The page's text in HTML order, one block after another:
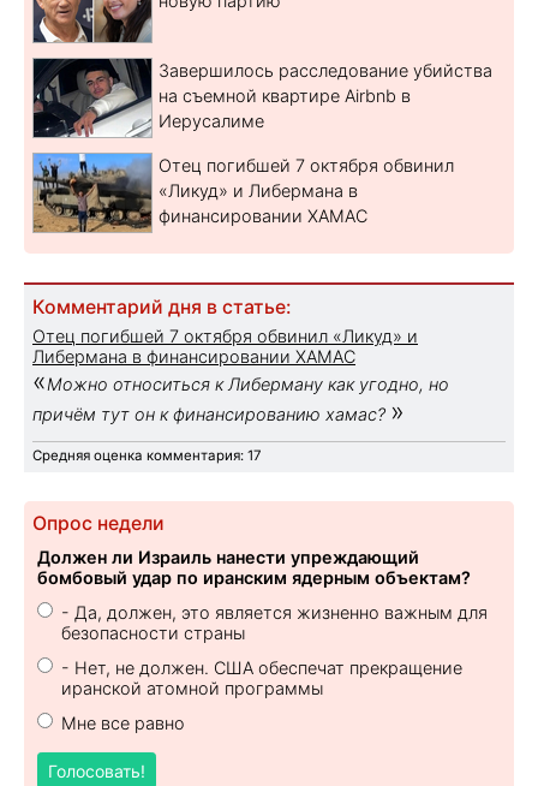
Завершилось расследование убийства
на съемной квартире Airbnb в
Иерусалиме
Отец погибшей 7 октября обвинил
«Ликуд» и Либермана в
финансировании ХАМАС
Комментарий дня в статье:
Отец погибшей 7 октября обвинил «Ликуд» и
Либермана в финансировании ХАМАС
«Можно относиться к Либерману как угодно, но
причём тут он к финансированию хамас? »
Средняя оценка комментария: 17
Опрос недели
Должен ли Израиль нанести упреждающий
бомбовый удар по иранским ядерным объектам?
- Да, должен, это является жизненно важным для
безопасности страны
- Нет, не должен. США обеспечат прекращение
иранской атомной программы
Мне все равно
Голосовать!